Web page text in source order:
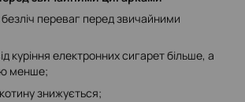
переваг перед звичайними
куріння електронних сигарет більше, а
менше;
знижується;